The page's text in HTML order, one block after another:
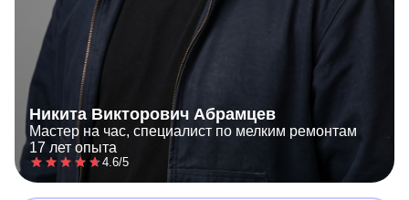
Никита Викторович Абрамцев
Мастер на час, специалист по мелким ремонтам
17 лет опыта
4.6/5